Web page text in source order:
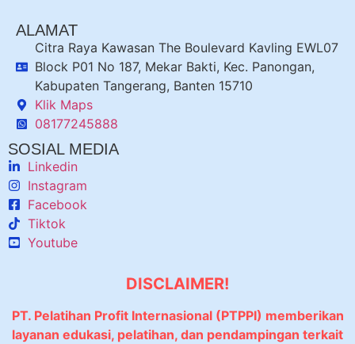
ALAMAT
Citra Raya Kawasan The Boulevard Kavling EWL07
Block P01 No 187, Mekar Bakti, Kec. Panongan,
Kabupaten Tangerang, Banten 15710
Klik Maps
08177245888
SOSIAL MEDIA
Linkedin
Instagram
Facebook
Tiktok
Youtube
DISCLAIMER!
PT. Pelatihan Profit Internasional (PTPPI) memberikan
layanan edukasi, pelatihan, dan pendampingan terkait